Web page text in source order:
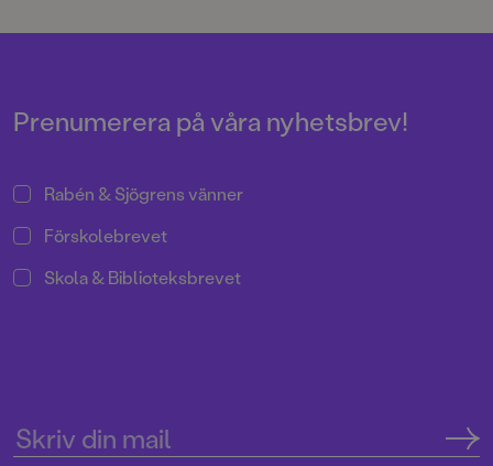
sex och sju i J.K. Rowlings bokserie om
har arbetat med boken i
Packer – en etablerad
illustratör och Jims nära
Prenumerera på våra nyhetsbrev!
Rabén & Sjögrens vänner
Förskolebrevet
Skola & Biblioteksbrevet